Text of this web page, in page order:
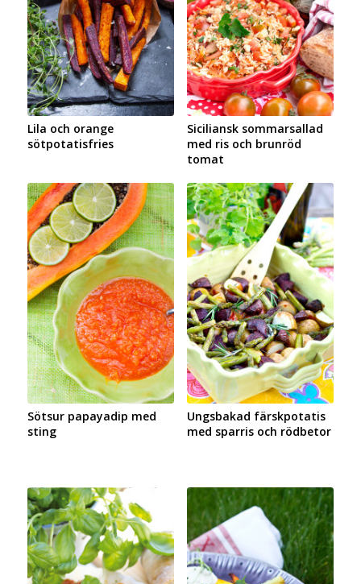
Lila och orange
sötpotatisfries
Siciliansk sommarsallad
med ris och brunröd
tomat
Sötsur papayadip med
sting
Ungsbakad färskpotatis
med sparris och rödbetor